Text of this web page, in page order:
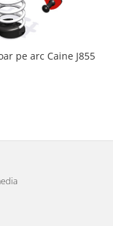
pe arc Caine J855